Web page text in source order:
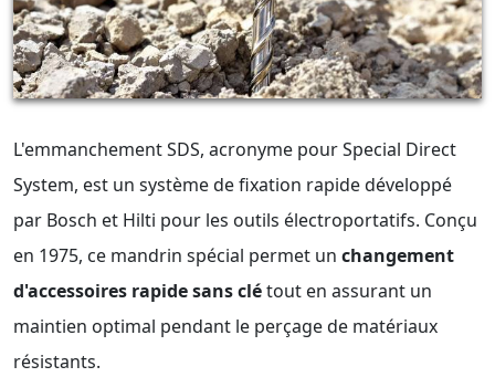
L'emmanchement SDS, acronyme pour Special Direct
System, est un système de fixation rapide développé
par Bosch et Hilti pour les outils électroportatifs. Conçu
en 1975, ce mandrin spécial permet un changement
d'accessoires rapide sans clétout en assurant un
maintien optimal pendant le perçage de matériaux
résistants.